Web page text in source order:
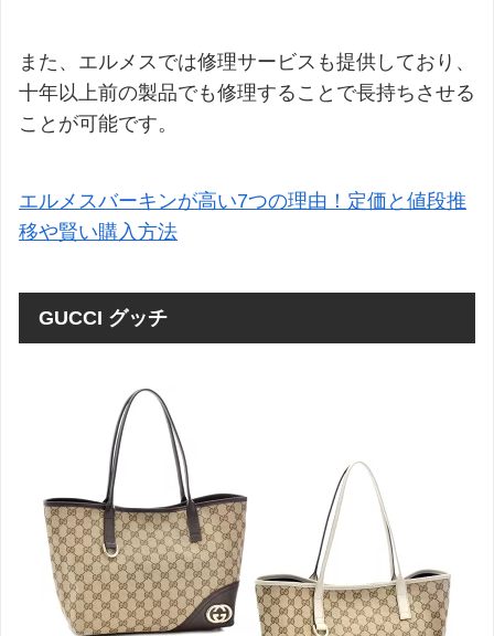
また、エルメスでは修理サービスも提供しており、
十年以上前の製品でも修理することで長持ちさせる
ことが可能です。
エルメスバーキンが高い7つの理由！定価と値段推
移や賢い購入方法
GUCCI グッチ